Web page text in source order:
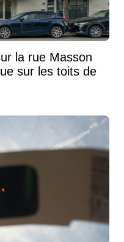
la rue Masson
sur les toits de